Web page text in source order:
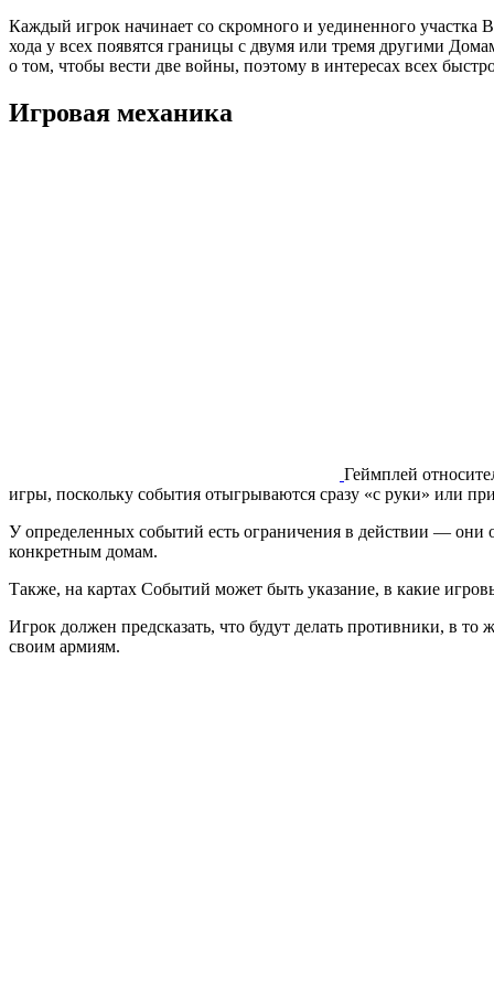
Каждый игрок начинает со скромного и уединенного участка
хода у всех появятся границы с двумя или тремя другими
о том, чтобы вести две войны, поэтому в интересах всех
Игровая механика
Геймплей
игры, поскольку события отыгрываются сразу «с руки» или
У определенных событий есть ограничения в действии — они
конкретным домам.
Также, на картах Событий может быть указание, в какие
Игрок должен предсказать, что будут делать противники, в
своим армиям.